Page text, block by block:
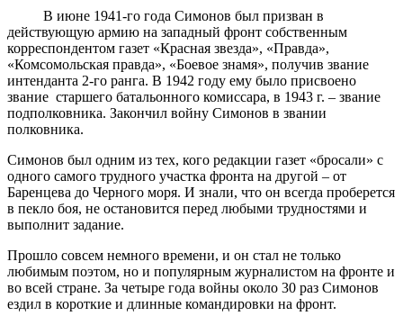
В июне 1941-го года Симонов был призван в
действующую армию на западный фронт собственным
корреспондентом газет «Красная звезда», «Правда»,
«Комсомольская правда», «Боевое знамя», получив звание
интенданта 2-го ранга. В 1942 году ему было присвоено
звание старшего батальонного комиссара, в 1943 г. – звание
подполковника. Закончил войну Симонов в звании
полковника.
Симонов был одним из тех, кого редакции газет «бросали» с
одного самого трудного участка фронта на другой – от
Баренцева до Черного моря. И знали, что он всегда проберется
в пекло боя, не остановится перед любыми трудностями и
выполнит задание.
Прошло совсем немного времени, и он стал не только
любимым поэтом, но и популярным журналистом на фронте и
во всей стране. За четыре года войны около 30 раз Симонов
ездил в короткие и длинные командировки на фронт.